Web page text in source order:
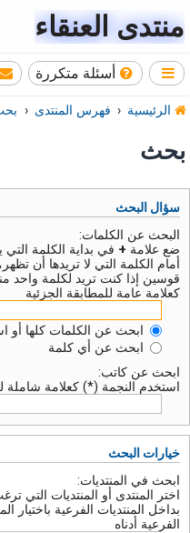
منتدى العنقاء
أسئلة متكررة
الرئيسية فهرس المنتدى
بحث
سؤال البحث
البحث عن الكلمات:
ضع علامة + في بداية الكلمة
أمام الكلمة التي لا تريدها أن
قوسين إذا كنت تريد لكلمة واحد
كعلامة عامة للمطابقة الجزئية
ابحث عن الكلمات كلها أو
ابحث عن أي كلمة
ابحث عن كاتب:
استخدم النجمة (*) كعلامة شاملة
خيارات البحث
ابحث في المنتديات:
اختر المنتدى أو المنتديات التي
بداخل المنتديات الفرعية باختيار
الفرعية أدناه